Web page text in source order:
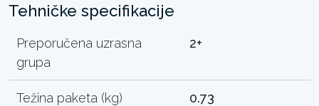
Tehničke specifikacije
Preporučena uzrasna
grupa
2+
Težina paketa (kg) 0.73